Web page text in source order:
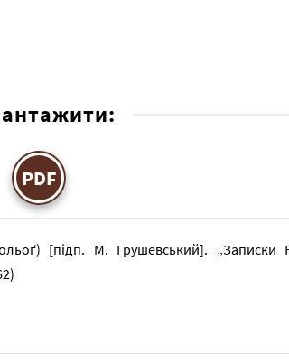
PDF
[підп. М. Грушевський]. „Записки